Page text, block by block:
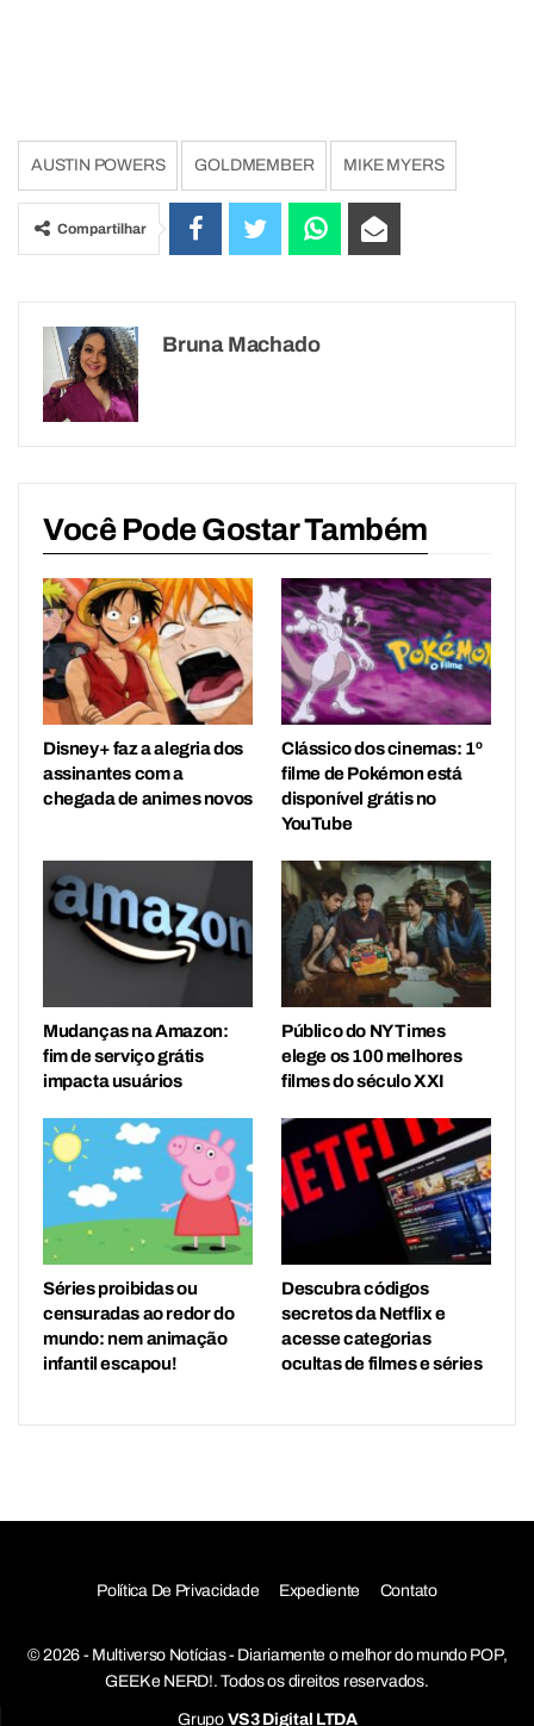
AUSTIN POWERS GOLDMEMBER MIKE MYERS
Compartilhar
Bruna Machado
Você Pode Gostar Também
Disney+ faz a alegria dos
assinantes com a
chegada de animes novos
Clássico dos cinemas: 1º
filme de Pokémon está
disponível grátis no
YouTube
Mudanças na Amazon:
fim de serviço grátis
impacta usuários
Público do NY Times
elege os 100 melhores
filmes do século XXI
Séries proibidas ou
censuradas ao redor do
mundo: nem animação
infantil escapou!
Descubra códigos
secretos da Netflix e
acesse categorias
ocultas de filmes e séries
Política De Privacidade Expediente Contato
© 2026 - Multiverso Notícias - Diariamente o melhor do mundo POP,
GEEK e NERD!. Todos os direitos reservados.
Grupo VS3 Digital LTDA